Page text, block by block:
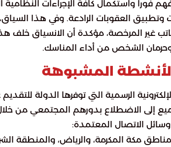
فوراً واستكمال كافة الإجراءات النظامية
وتطبيق العقوبات الرادعة. وفي هذا
غير المرخصة، مؤكدة أن الانسياق خلف
وحرمان الشخص من أداء المناسك.
المشبوهة
الرسمية التي توفرها الدولة للتقديم
إلى الاضطلاع بدورهم المجتمعي من
وسائل الاتصال المعتمدة:
مكة المكرمة، والرياض، والمنطقة